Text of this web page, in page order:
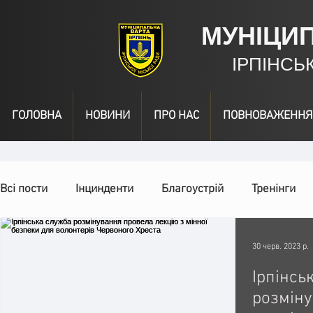
ГОЛОВНА НОВИНИ ПРО НАС ПОВНОВАЖЕННЯ
Всі пости Інцинденти Благоустрій Тренінги
Інформація
Події
30 черв. 2023 р.